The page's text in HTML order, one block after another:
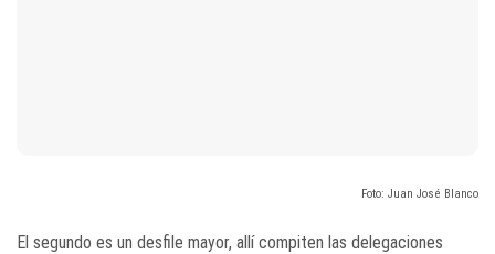
Foto: Juan José Blanco
El segundo es un desfile mayor, allí compiten las delegaciones